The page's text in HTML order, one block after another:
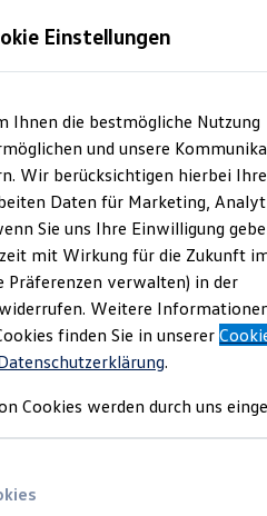
und Gebrauchtwagen
Einstellungen
Ihnen die bestmögliche Nutzung
und unsere
Wir berücksichtigen hierbei Ihre
Daten für Marketing,
Sie uns Ihre Einwilligung
mit Wirkung für die Zukunft
Präferenzen verwalten) in der
Weitere
finden Sie in unserer
.
Cookies werden durch uns